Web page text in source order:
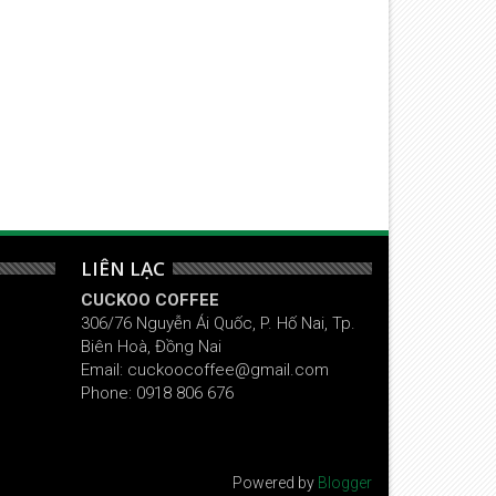
LIÊN LẠC
CUCKOO COFFEE
306/76 Nguyễn Ái Quốc, P. Hố Nai, Tp.
Biên Hoà, Đồng Nai
Email: cuckoocoffee@gmail.com
Phone: 0918 806 676
Powered by Blogger